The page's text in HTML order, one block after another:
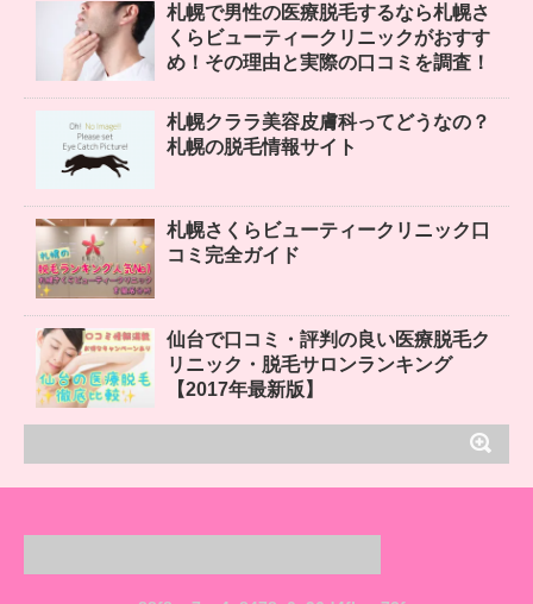
札幌で男性の医療脱毛するなら札幌さ
くらビューティークリニックがおすす
め！その理由と実際の口コミを調査！
札幌クララ美容皮膚科ってどうなの？
札幌の脱毛情報サイト
札幌さくらビューティークリニック口
コミ完全ガイド
仙台で口コミ・評判の良い医療脱毛ク
リニック・脱毛サロンランキング
【2017年最新版】